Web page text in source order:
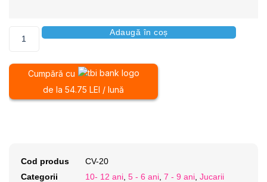
Adaugă în coș
Cumpără cu
de la 54.75 LEI / lună
Cod produs
CV-20
Categorii
10- 12 ani 5 - 6 ani 7 - 9 ani Jucarii